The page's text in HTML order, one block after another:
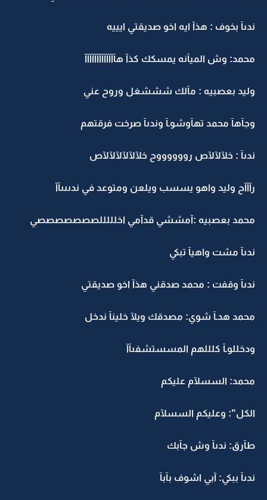
ندىآ بخوف : هذآ ايه اخو صديقتي ايييه
محمد: وش الميآنه يمسكك كذآ هآآآآآآآآآآآآآ
وليد بعصبيه : مآلك شششغل وروح عني
وجآهآ محمد تهآوشوـآ وندىآ صرخت فرقتهم
ندىآ : خلآلآلآص رووووووح خلآلآلآلآلآلآص
رآآآح وليد واهو يسسب ويلعن ومتوعد في ندىىىآآ
محمد بعصبيه :آمششي قدآمي اخلللللصصصصصصصي
ندىآ مشت واهيآ تبكي
ندىآ وقفت : محمد صدقني هذآ اخو صديقتي
محمد هدـآ شوي: مصدقك ويلآ خلينآ ندخل
ودخللوـآ كلللهم المسستشفىآآ
محمد: السسلآم عليكم
الكل": وعليكم السسلآم
طآرق: ندىآ وش جآبك
ندىآ ببكي: آبي اشوف بآبآ